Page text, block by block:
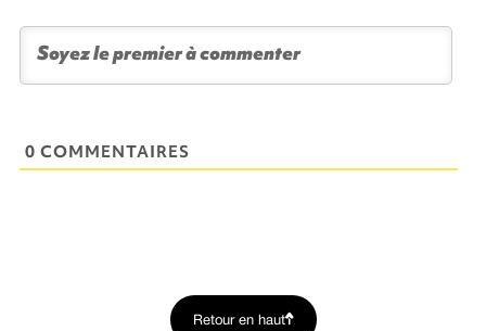
0 COMMENTAIRES
Retour en haut